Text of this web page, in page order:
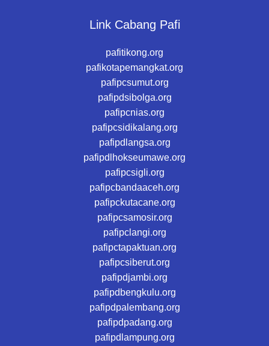
Link Cabang Pafi
pafitikong.org
pafikotapemangkat.org
pafipcsumut.org
pafipdsibolga.org
pafipcnias.org
pafipcsidikalang.org
pafipdlangsa.org
pafipdlhokseumawe.org
pafipcsigli.org
pafipcbandaaceh.org
pafipckutacane.org
pafipcsamosir.org
pafipclangi.org
pafipctapaktuan.org
pafipcsiberut.org
pafipdjambi.org
pafipdbengkulu.org
pafipdpalembang.org
pafipdpadang.org
pafipdlampung.org